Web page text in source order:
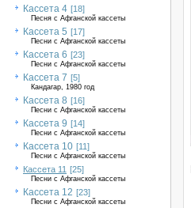
Кассета 4 [18]
Песня с Афганской кассеты
Кассета 5 [17]
Песни с Афганской кассеты
Кассета 6 [23]
Песни с Афганской кассеты
Кассета 7 [5]
Кандагар, 1980 год
Кассета 8 [16]
Песни с Афганской кассеты
Кассета 9 [14]
Песни с Афганской кассеты
Кассета 10 [11]
Песни с Афганской кассеты
Кассета 11 [25]
Песни с Афганской кассеты
Кассета 12 [23]
Песни с Афганской кассеты